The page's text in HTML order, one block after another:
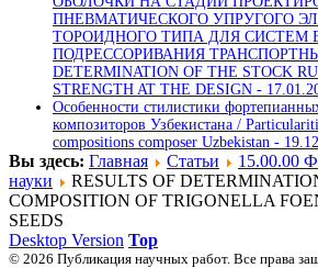
ПНЕВМАТИЧЕСКОГО УПРУГОГО
ТОРОИДНОГО ТИПА ДЛЯ СИСТЕМ
ПОДРЕССОРИВАНИЯ
DETERMINATION OF THE STOCK
STRENGTH AT THE DESIGN -
Особенности стилистики
композиторов Узбекистана /
compositions composer Uzbekistan -
Вы здесь: Главная Статьи
15.00.00
науки
RESULTS OF
COMPOSITION OF TRIGONELLA
SEEDS
Desktop Version Top
© 2026 Публикация научных работ. Все права